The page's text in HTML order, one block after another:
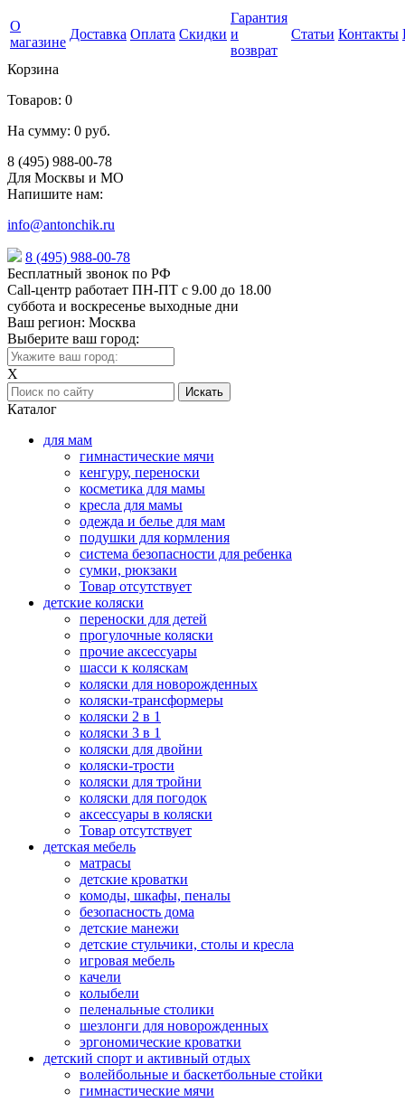
О
магазине
Доставка Оплата Скидки
Гарантия
и
возврат
Статьи Контакты
Корзина
Товаров: 0
На сумму: 0 руб.
8 (495) 988-00-78
Для Москвы и МО
Напишите нам:
info@antonchik.ru
8 (495) 988-00-78
Бесплатный звонок по РФ
Call-центр работает ПН-ПТ с 9.00 до 18.00
суббота и воскресенье выходные дни
Ваш регион: Москва
Выберите ваш город:
X
Каталог
для мам
гимнастические мячи
кенгуру, переноски
косметика для мамы
кресла для мамы
одежда и белье для мам
подушки для кормления
система безопасности для ребенка
сумки, рюкзаки
Товар отсутствует
детские коляски
переноски для детей
прогулочные коляски
прочие аксессуары
шасси к коляскам
коляски для новорожденных
коляски-трансформеры
коляски 2 в 1
коляски 3 в 1
коляски для двойни
коляски-трости
коляски для тройни
коляски для погодок
аксессуары в коляски
Товар отсутствует
детская мебель
матрасы
детские кроватки
комоды, шкафы, пеналы
безопасность дома
детские манежи
детские стульчики, столы и кресла
игровая мебель
качели
колыбели
пеленальные столики
шезлонги для новорожденных
эргономические кроватки
детский спорт и активный отдых
волейбольные и баскетбольные стойки
гимнастические мячи